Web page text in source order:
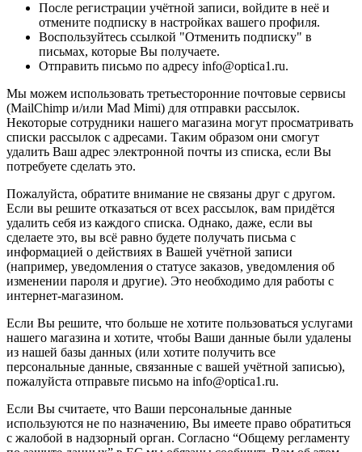
После регистрации учётной записи, войдите в неё и
отмените подписку в настройках вашего профиля.
Воспользуйтесь ссылкой "Отменить подписку" в
письмах, которые Вы получаете.
Отправить письмо по адресу info@optica1.ru.
Мы можем использовать третьесторонние почтовые сервисы
(MailChimp и/или Mad Mimi) для отправки рассылок.
Некоторые сотрудники нашего магазина могут просматривать
списки рассылок с адресами. Таким образом они смогут
удалить Ваш адрес электронной почты из списка, если Вы
потребуете сделать это.
Пожалуйста, обратите внимание не связаны друг с другом.
Если вы решите отказаться от всех рассылок, вам придётся
удалить себя из каждого списка. Однако, даже, если вы
сделаете это, вы всё равно будете получать письма с
информацией о действиях в Вашей учётной записи
(например, уведомления о статусе заказов, уведомления об
изменении пароля и другие). Это необходимо для работы с
интернет-магазином.
Если Вы решите, что больше не хотите пользоваться услугами
нашего магазина и хотите, чтобы Ваши данные были удалены
из нашей базы данных (или хотите получить все
персональные данные, связанные с вашей учётной записью),
пожалуйста отправьте письмо на info@optica1.ru.
Если Вы считаете, что Ваши персональные данные
используются не по назначению, Вы имеете право обратиться
с жалобой в надзорный орган. Согласно “Общему регламенту